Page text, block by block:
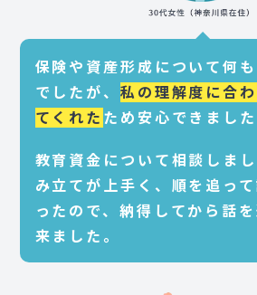
保険や資産形成について何
でしたが、 私の理解度に合
てくれた ため安心できました
教育資金について相談しま
み立てが上手く、順を追っ
ったので、納得してから話
来ました。